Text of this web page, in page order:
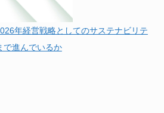
年経営戦略としてのサステナビリテ
で進んでいるか